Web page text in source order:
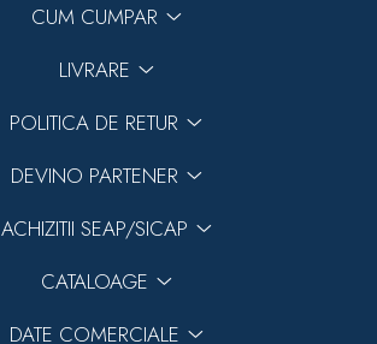
CUM CUMPAR
LIVRARE
POLITICA DE RETUR
DEVINO PARTENER
ACHIZITII SEAP/SICAP
CATALOAGE
DATE COMERCIALE